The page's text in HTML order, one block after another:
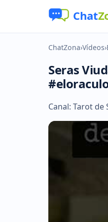
ChatZona›Vídeos›
Seras
Canal: Tarot de